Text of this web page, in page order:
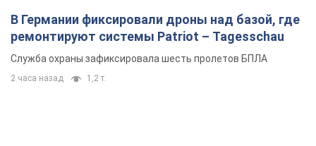
В Германии фиксировали дроны над базой, где
ремонтируют системы Patriot – Tagesschau
Служба охраны зафиксировала шесть пролетов БПЛА
2 часа назад 1,2 т.